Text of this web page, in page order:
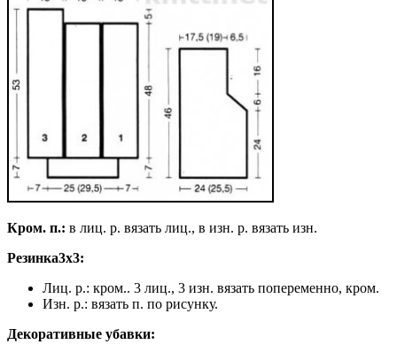
Кром. п.: в лиц. р. вязать лиц., в изн. р. вязать изн.
Резинка3х3:
Лиц. р.: кром.. 3 лиц., 3 изн. вязать попеременно, кром.
Изн. р.: вязать п. по рисунку.
Декоративные убавки: